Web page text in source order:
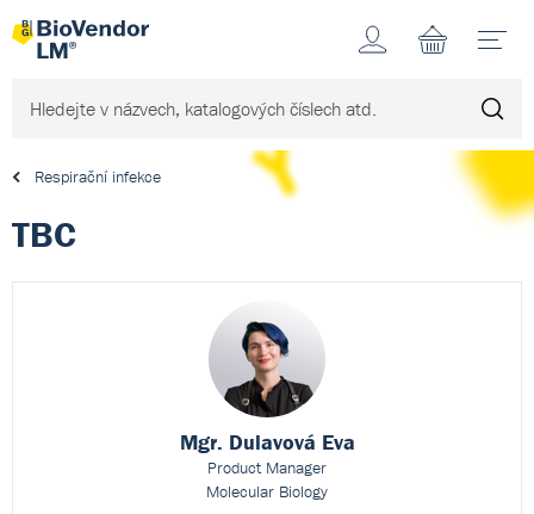
Účet
Respirační infekce
TBC
Mgr. Dulavová Eva
Product Manager
Molecular Biology